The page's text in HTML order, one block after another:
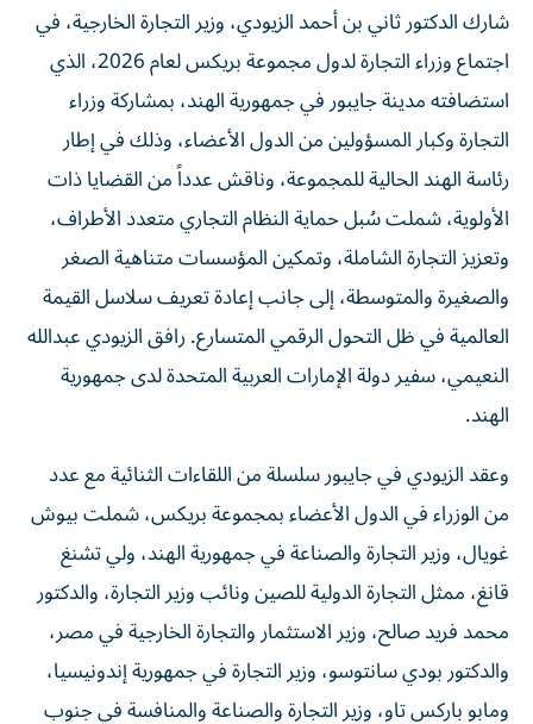
شارك الدكتور ثاني بن أحمد الزيودي، وزير التجارة الخارجية، في
اجتماع وزراء التجارة لدول مجموعة بريكس لعام 2026، الذي
استضافته مدينة جايبور في جمهورية الهند، بمشاركة وزراء
التجارة وكبار المسؤولين من الدول الأعضاء، وذلك في إطار
رئاسة الهند الحالية للمجموعة، وناقش عدداً من القضايا ذات
الأولوية، شملت سُبل حماية النظام التجاري متعدد الأطراف،
وتعزيز التجارة الشاملة، وتمكين المؤسسات متناهية الصغر
والصغيرة والمتوسطة، إلى جانب إعادة تعريف سلاسل القيمة
العالمية في ظل التحول الرقمي المتسارع. رافق الزيودي عبدالله
النعيمي، سفير دولة الإمارات العربية المتحدة لدى جمهورية
الهند.
وعقد الزيودي في جايبور سلسلة من اللقاءات الثنائية مع عدد
من الوزراء في الدول الأعضاء بمجموعة بريكس، شملت بيوش
غويال، وزير التجارة والصناعة في جمهورية الهند، ولي تشنغ
قانغ، ممثل التجارة الدولية للصين ونائب وزير التجارة، والدكتور
محمد فريد صالح، وزير الاستثمار والتجارة الخارجية في مصر،
والدكتور بودي سانتوسو، وزير التجارة في جمهورية إندونيسيا،
ومابو باركس تاو، وزير التجارة والصناعة والمنافسة في جنوب